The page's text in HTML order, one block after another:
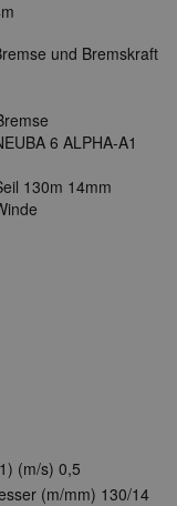
und Bremskraft
6 ALPHA-A1
130m 14mm
(m/s) 0,5
(m/mm) 130/14